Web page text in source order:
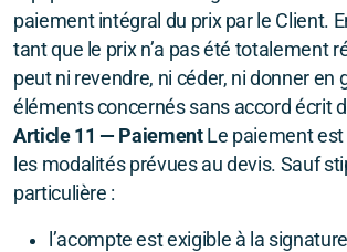
paiement intégral du prix par le Client.
tant que le prix n’a pas été totalement
peut ni revendre, ni céder, ni donner en
éléments concernés sans accord écrit
Article 11 — PaiementLe paiement
les modalités prévues au devis. Sauf
particulière :
l’acompte est exigible à la